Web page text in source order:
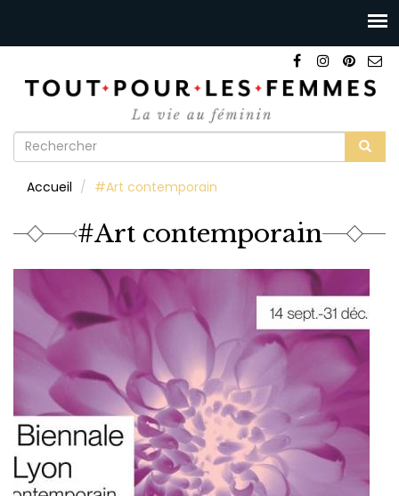
Formulaire
recherche
Accueil #Art contemporain
#Art contemporain